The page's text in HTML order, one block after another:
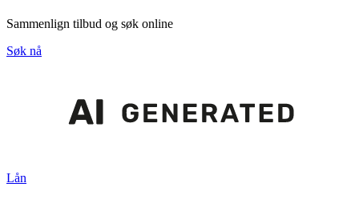
Sammenlign tilbud og søk online
Søk nå
Lån